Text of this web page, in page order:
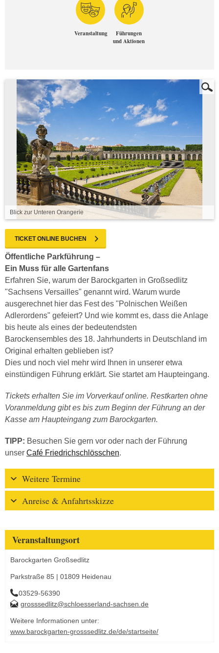
Veranstaltung
Führungen
und Aktionen
Blick zur Unteren Orangerie
TICKET ONLINE BUCHEN
Öffentliche Parkführung –
Ein Muss für alle Gartenfans
Erfahren Sie, warum der Barockgarten in Großsedlitz
"Sachsens Versailles" genannt wird. Warum wurde
ausgerechnet hier das Fest des "Polnischen Weißen
Adlerordens" gefeiert? Und wie kommt es, dass die Anlage
bis heute als eines der bedeutendsten
Barockensembles des 18. Jahrhunderts in Deutschland im
Original erhalten geblieben ist?
Dies und noch viel mehr wird Ihnen in unserer etwa
einstündigen Führung erklärt. Sie startet am Haupteingang.
Tickets erhalten Sie im Vorverkauf online. Restkarten ohne
Voranmeldung gibt es bis zum Beginn der Führung an der
Kasse am Haupteingang zum Barockgarten.
TIPP: Besuchen Sie gern vor oder nach der Führung
unser Café Friedrichschlösschen.
Weitere Termine
Anreise & Anfahrtsskizze
Veranstaltungsort
Barockgarten Großsedlitz
Parkstraße 85 | 01809 Heidenau
03529-56390
grosssedlitz@schloesserland-sachsen.de
Weitere Informationen unter:
www.barockgarten-grosssedlitz.de/de/startseite/